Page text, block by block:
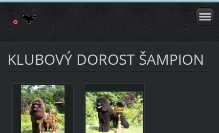
KLUBOVÝ DOROST ŠAMPION